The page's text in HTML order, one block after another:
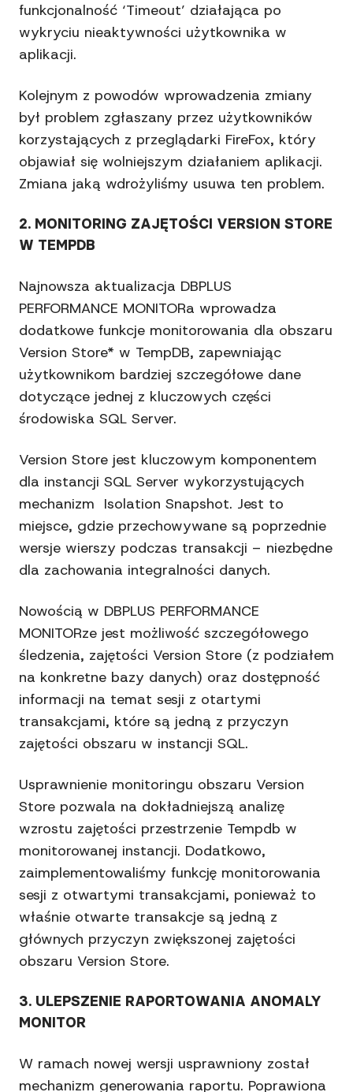
funkcjonalność ‘Timeout’ działająca po
wykryciu nieaktywności użytkownika w
aplikacji.
Kolejnym z powodów wprowadzenia zmiany
był problem zgłaszany przez użytkowników
korzystających z przeglądarki FireFox, który
objawiał się wolniejszym działaniem aplikacji.
Zmiana jaką wdrożyliśmy usuwa ten problem.
2. MONITORING ZAJĘTOŚCI VERSION STORE
W TEMPDB
Najnowsza aktualizacja DBPLUS
PERFORMANCE MONITORa wprowadza
dodatkowe funkcje monitorowania dla obszaru
Version Store* w TempDB, zapewniając
użytkownikom bardziej szczegółowe dane
dotyczące jednej z kluczowych części
środowiska SQL Server.
Version Store jest kluczowym komponentem
dla instancji SQL Server wykorzystujących
mechanizm Isolation Snapshot. Jest to
miejsce, gdzie przechowywane są poprzednie
wersje wierszy podczas transakcji – niezbędne
dla zachowania integralności danych.
Nowością w DBPLUS PERFORMANCE
MONITORze jest możliwość szczegółowego
śledzenia, zajętości Version Store (z podziałem
na konkretne bazy danych) oraz dostępność
informacji na temat sesji z otartymi
transakcjami, które są jedną z przyczyn
zajętości obszaru w instancji SQL.
Usprawnienie monitoringu obszaru Version
Store pozwala na dokładniejszą analizę
wzrostu zajętości przestrzenie Tempdb w
monitorowanej instancji. Dodatkowo,
zaimplementowaliśmy funkcję monitorowania
sesji z otwartymi transakcjami, ponieważ to
właśnie otwarte transakcje są jedną z
głównych przyczyn zwiększonej zajętości
obszaru Version Store.
3. ULEPSZENIE RAPORTOWANIA ANOMALY
MONITOR
W ramach nowej wersji usprawniony został
mechanizm generowania raportu. Poprawiona